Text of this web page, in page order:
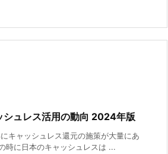
シュレス活用の動向 2024年版
キャッシュレス還元の施策が大量にあ
時に日本のキャッシュレスは ...